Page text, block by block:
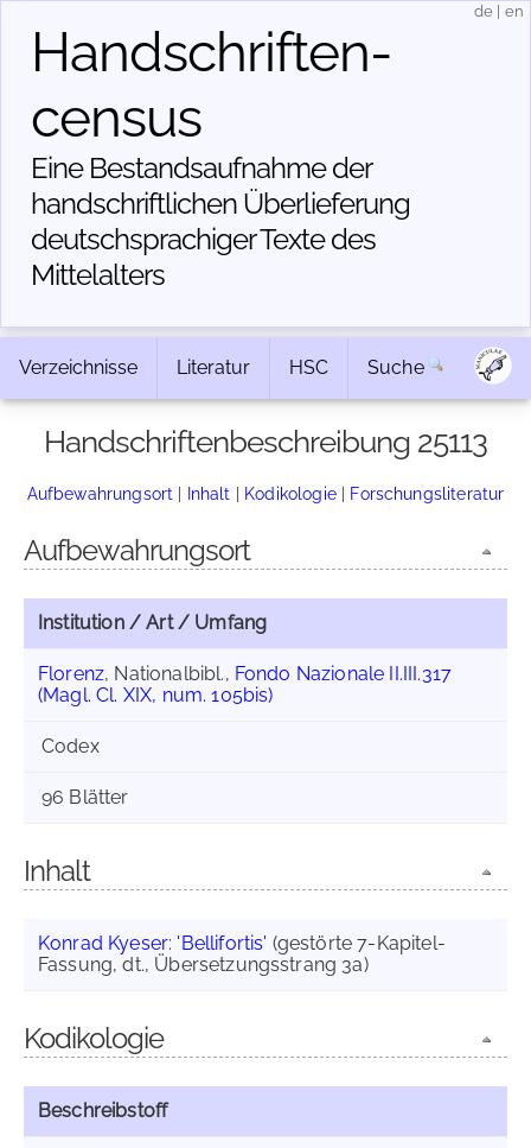
Handschriften­
census
Eine Bestandsaufnahme der
handschriftlichen Über­lieferung
deutschsprachiger Texte des
Mittelalters
de en
Verzeichnisse Literatur HSC Suche
Handschriftenbeschreibung 25113
Aufbewahrungsort | Inhalt | Kodikologie| Forschungsliteratur
Aufbewahrungsort
Institution / Art / Umfang
Florenz, Nationalbibl., Fondo Nazionale II.III.317
(Magl. Cl. XIX, num. 105bis)
Codex
96 Blätter
Inhalt
Konrad Kyeser: 'Bellifortis' (gestörte 7-Kapitel-
Fassung, dt., Übersetzungsstrang 3a)
Kodikologie
Beschreibstoff